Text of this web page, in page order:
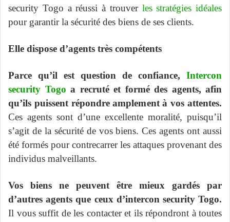
security Togo a réussi à trouver les stratégies idéales
pour garantir la sécurité des biens de ses clients.
Elle dispose d’agents très compétents
Parce qu’il est question de confiance, Intercon
security Togo a recruté et formé des agents, afin
qu’ils puissent répondre amplement à vos attentes.
Ces agents sont d’une excellente moralité, puisqu’il
s’agit de la sécurité de vos biens. Ces agents ont aussi
été formés pour contrecarrer les attaques provenant des
individus malveillants.
Vos biens ne peuvent être mieux gardés par
d’autres agents que ceux d’intercon security Togo.
Il vous suffit de les contacter et ils répondront à toutes